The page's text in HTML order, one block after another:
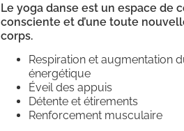
Le yoga danse est un espace de
consciente et d’une toute
corps.
Respiration et augmentation
énergétique
Éveil des appuis
Détente et étirements
Renforcement musculaire